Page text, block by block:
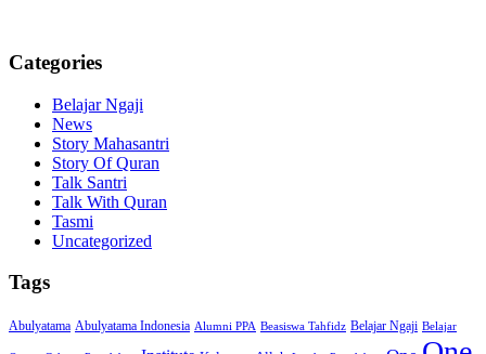
Categories
Belajar Ngaji
News
Story Mahasantri
Story Of Quran
Talk Santri
Talk With Quran
Tasmi
Uncategorized
Tags
Abulyatama Abulyatama Indonesia Alumni PPA Beasiswa Tahfidz Belajar Ngaji Belajar